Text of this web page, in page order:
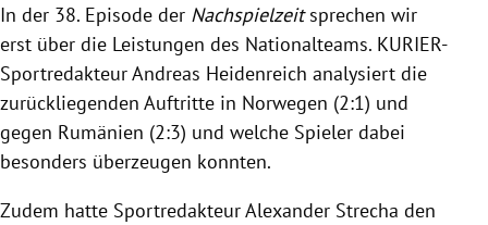
In der 38. Episode der Nachspielzeitsprechen wir
erst über die Leistungen des Nationalteams. KURIER-
Sportredakteur Andreas Heidenreich analysiert die
zurückliegenden Auftritte in Norwegen (2:1) und
gegen Rumänien (2:3) und welche Spieler dabei
besonders überzeugen konnten.
Zudem hatte Sportredakteur Alexander Strecha den